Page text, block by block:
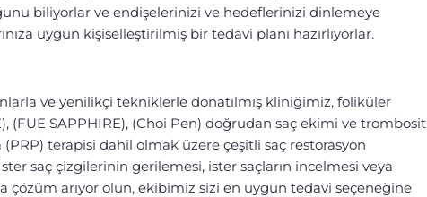
biliyorlar ve endişelerinizi ve hedeflerinizi dinlemeye
uygun kişiselleştirilmiş bir tedavi planı hazırlıyorlar.
ve yenilikçi tekniklerle donatılmış kliniğimiz, foliküler
(FUE SAPPHIRE), (Choi Pen) doğrudan saç ekimi ve trombosit
(PRP) terapisi dahil olmak üzere çeşitli saç restorasyon
saç çizgilerinin gerilemesi, ister saçların incelmesi veya
arıyor olun, ekibimiz sizi en uygun tedavi seçeneğine